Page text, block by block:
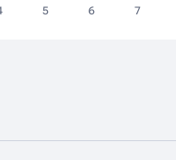
5 6 7